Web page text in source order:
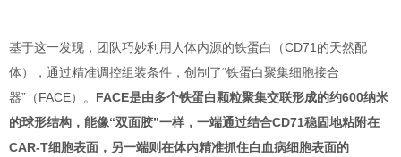
基于这一发现，团队巧妙利用人体内源的铁蛋白（CD71的天然配
体），通过精准调控组装条件，创制了“铁蛋白聚集细胞接合
器”（FACE）。 FACE是由多个铁蛋白颗粒聚集交联形成的约600纳米
的球形结构，能像“双面胶”一样，一端通过结合CD71稳固地粘附在
CAR-T细胞表面，另一端则在体内精准抓住白血病细胞表面的